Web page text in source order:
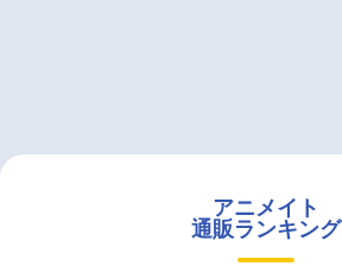
アニメイト
通販ランキング